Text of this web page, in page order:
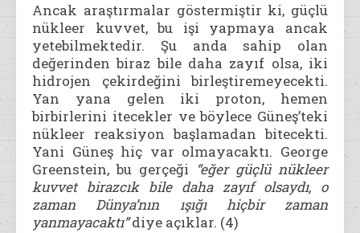
Ancak araştırmalar göstermiştir ki, güçlü
nükleer kuvvet, bu işi yapmaya ancak
yetebilmektedir. Şu anda sahip olan
değerinden biraz bile daha zayıf olsa, iki
hidrojen çekirdeğini birleştiremeyecekti.
Yan yana gelen iki proton, hemen
birbirlerini itecekler ve böylece Güneş’teki
nükleer reaksiyon başlamadan bitecekti.
Yani Güneş hiç var olmayacaktı. George
Greenstein, bu gerçeği “eğer güçlü nükleer
kuvvet birazcık bile daha zayıf olsaydı, o
zaman Dünya’nın ışığı hiçbir zaman
yanmayacaktı”diye açıklar. (4)